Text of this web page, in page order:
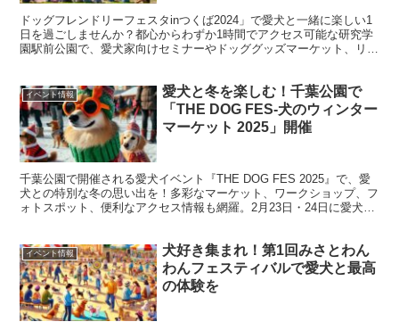
ドッグフレンドリーフェスタinつくば2024」で愛犬と一緒に楽しい1
日を過ごしませんか？都心からわずか1時間でアクセス可能な研究学
園駅前公園で、愛犬家向けセミナーやドッググッズマーケット、リゾ
イベント情報
愛犬と冬を楽しむ！千葉公園で
「THE DOG FES-犬のウィンター
マーケット 2025」開催
千葉公園で開催される愛犬イベント『THE DOG FES 2025』で、愛
犬との特別な冬の思い出を！多彩なマーケット、ワークショップ、フ
ォトスポット、便利なアクセス情報も網羅。2月23日・24日に愛犬家
イベント情報
犬好き集まれ！第1回みさとわん
わんフェスティバルで愛犬と最高
の体験を